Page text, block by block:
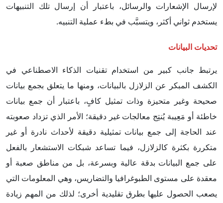
لإرسال الإشعارات والرسائل، باعتبار أن إرسال تلك التنبيهات
يستخدم ثواني أكثر، ويتسبَّب في بطء عملية التنبيه.
تحديات البيانات
يرتبط جانب كبير من استخدام تقنيات الذكاء الاصطناعي في
الكشف المبكر عن الزلازل بالبيانات، ومنها ما يتعلق بجمع بيانات
صحيحة وغير متحيزة وذات تمثيل كافٍ، باعتبار أن جمع بيانات
خاطئة أو مَعِيبة يُنتِج معالجات غير دقيقة؛ الأمر الذي تزداد صعوبته
عند الحاجة إلى جمع بيانات تمثيلية دقيقة لأحداث نادرة أو غير
متكررة بكثرة كالزلازل، فيما تساعد شبكات الاستشعار بالفعل
على جمع البيانات بدقة عالية وبسرعة، بل من مناطق صعبة أو
معقدة على مستوى الطبوغرافيا والتضاريس، وهي المعلومات التي
يصعب الحصول عليها بطرق تقليدية أخرى؛ لذلك من المهم زيادة